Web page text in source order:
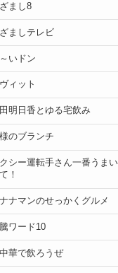
まし8
ましテレビ
いドン
ィット
明日香とゆる宅飲み
のブランチ
シー運転手さん一番うま
！
ナマンのせっかくグルメ
ワード10
華で飲ろうぜ